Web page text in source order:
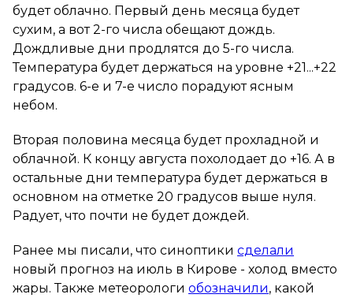
будет облачно. Первый день месяца будет
сухим, а вот 2-го числа обещают дождь.
Дождливые дни продлятся до 5-го числа.
Температура будет держаться на уровне +21...+22
градусов. 6-е и 7-е число порадуют ясным
небом.
Вторая половина месяца будет прохладной и
облачной. К концу августа похолодает до +16. А в
остальные дни температура будет держаться в
основном на отметке 20 градусов выше нуля.
Радует, что почти не будет дождей.
Ранее мы писали, что синоптики сделали
новый прогноз на июль в Кирове - холод вместо
жары. Также метеорологи обозначили, какой